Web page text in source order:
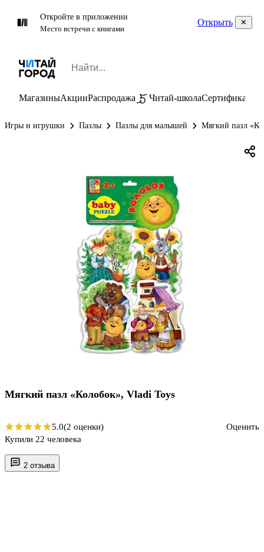
Откройте в приложении
Место встречи с книгами
Открыть
МагазиныАкцииРаспродажа Читай-школаСертификаты
Игры и игрушки Пазлы Пазлы для малышей Мягкий пазл
2 отзыва
Мягкий пазл «Колобок», Vladi Toys
5.0(2 оценки)
Оценить
Купили 22 человека